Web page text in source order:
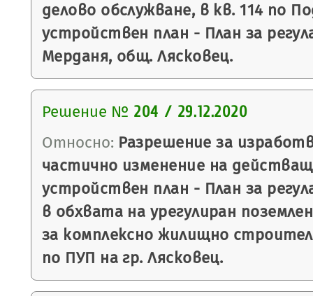
делово обслужване, в кв. 114 по
устройствен план - План за
Мерданя, общ. Лясковец.
Решение № 204 / 29.12.2020
Относно: Разрешение за
частично изменение на
устройствен план - План за
в обхвата на урегулиран
за комплексно жилищно
по ПУП на гр. Лясковец.